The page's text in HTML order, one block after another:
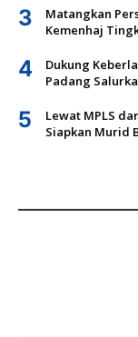
3
Matangkan
Kemenhaj
4
Dukung
Padang
5
Lewat MPLS
Siapkan Murid